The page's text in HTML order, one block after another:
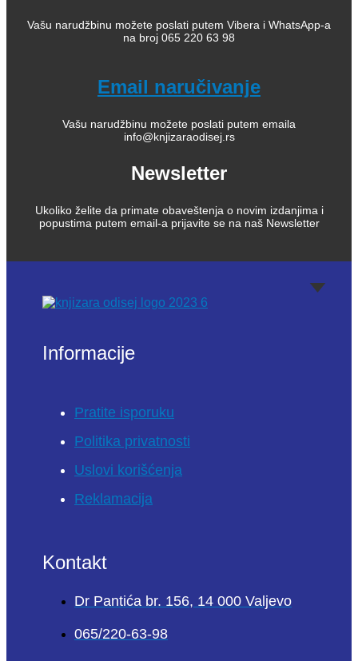
Vašu narudžbinu možete poslati putem Vibera i WhatsApp-a
na broj 065 220 63 98
Email naručivanje
Vašu narudžbinu možete poslati putem emaila
info@knjizaraodisej.rs
Newsletter
Ukoliko želite da primate obaveštenja o novim izdanjima i
popustima putem email-a prijavite se na naš Newsletter
Informacije
Pratite isporuku
Politika privatnosti
Uslovi korišćenja
Reklamacija
Kontakt
Dr Pantića br. 156, 14 000 Valjevo
065/220-63-98